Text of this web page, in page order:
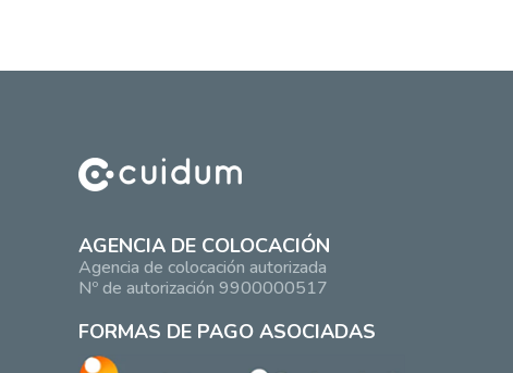
AGENCIA DE COLOCACIÓN
Agencia de colocación autorizada
Nº de autorización 9900000517
FORMAS DE PAGO ASOCIADAS